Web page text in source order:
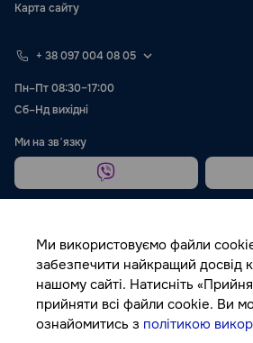
Карта сайту
+ 38 097 004 08 05
Пн–Пт 08:30–17:00
Сб–Нд вихідні
Ми на звʼязку
© Autocolor, 2026
Ми використовуємо файли
забезпечити найкращий досвід
нашому сайті. Натисніть
прийняти всі файли cookie. Ви
ознайомитись з політикою